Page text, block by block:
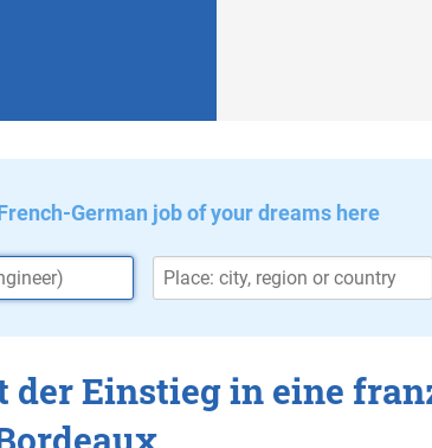
German job of your dreams here
der Einstieg in eine